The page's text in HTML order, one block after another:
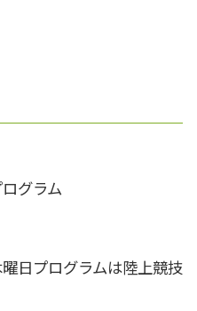
グラム
日プログラムは陸上競技